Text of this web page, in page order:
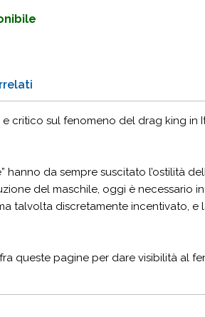
critico sul fenomeno del drag king in
hanno da sempre suscitato l’ostilità
del maschile, oggi è necessario
talvolta discretamente incentivato, e
queste pagine per dare visibilità al